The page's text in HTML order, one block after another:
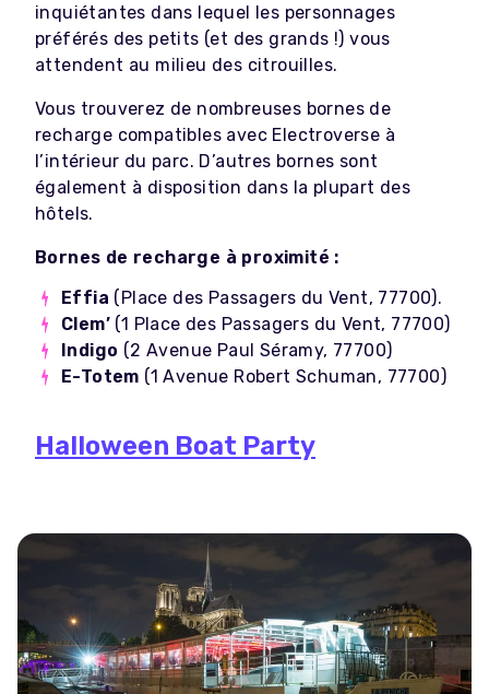
inquiétantes dans lequel les personnages
préférés des petits (et des grands !) vous
attendent au milieu des citrouilles.
Vous trouverez de nombreuses bornes de
recharge compatibles avec Electroverse à
l’intérieur du parc. D’autres bornes sont
également à disposition dans la plupart des
hôtels.
Bornes de recharge à proximité :
Effia (Place des Passagers du Vent, 77700).
Clem’ (1 Place des Passagers du Vent, 77700)
Indigo (2 Avenue Paul Séramy, 77700)
E-Totem (1 Avenue Robert Schuman, 77700)
Halloween Boat Party